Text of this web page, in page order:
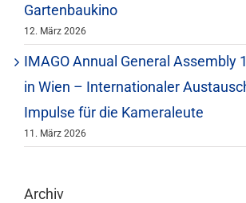
Gartenbaukino
12. März 2026
IMAGO Annual General Assembly
in Wien – Internationaler
Impulse für die Kameraleute
11. März 2026
Archiv